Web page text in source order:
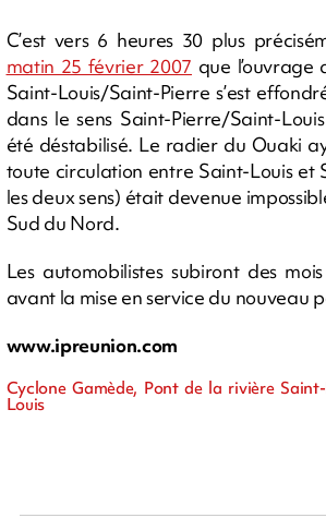
C’est vers 6 heures 30 plus
matin 25 février 2007 que l’ouvrage
Saint-Louis/Saint-Pierre s’est
dans le sens Saint-Pierre/Saint-
été déstabilisé. Le radier du Ouaki
toute circulation entre Saint-Louis et
les deux sens) était devenue
Sud du Nord.
Les automobilistes subiront des
avant la mise en service du nouveau
www.ipreunion.com
Cyclone Gamède, Pont de la rivière
Louis